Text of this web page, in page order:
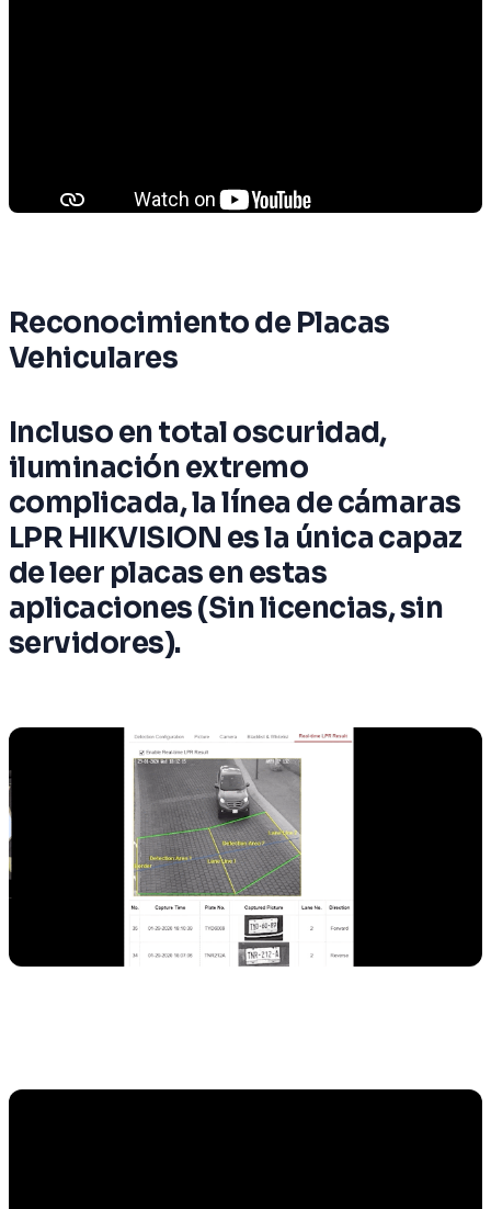
Reconocimiento de Placas
Vehiculares
Incluso en total oscuridad,
iluminación extremo
complicada, la línea de cámaras
LPR HIKVISION es la única capaz
de leer placas en estas
aplicaciones (Sin licencias, sin
servidores).